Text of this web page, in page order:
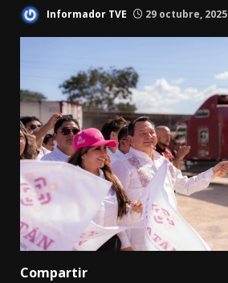
Informador TVE 29 octubre, 2025
Compartir